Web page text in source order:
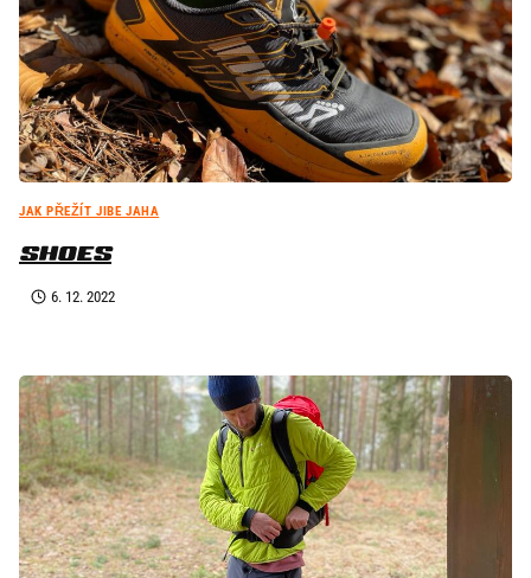
JAK PŘEŽÍT JIBE JAHA
SHOES
6. 12. 2022